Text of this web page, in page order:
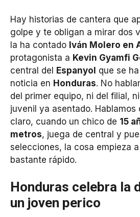
Hay historias de cantera que
golpe y te obligan a mirar dos
la ha contado Iván Molero en
protagonista a Kevin Gyamfi
central del Espanyol que se
noticia en Honduras. No
del primer equipo, ni del filial,
juvenil ya asentado. Hablamos
claro, cuando un chico de 15
metros, juega de central y
selecciones, la cosa empieza
bastante rápido.
Honduras celebra la
un joven perico